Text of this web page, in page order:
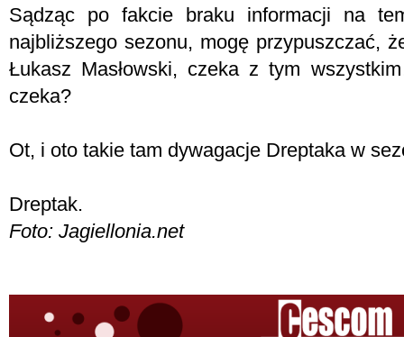
Sądząc po fakcie braku informacji na
najbliższego sezonu, mogę przypuszczać,
Łukasz Masłowski, czeka z tym
czeka?
Ot, i oto takie tam dywagacje Dreptaka w
Dreptak.
Foto: Jagiellonia.net